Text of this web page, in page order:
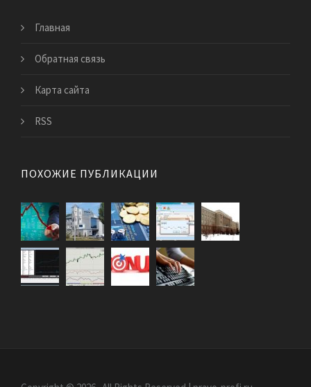
Главная
Обратная связь
Карта сайта
RSS
ПОХОЖИЕ ПУБЛИКАЦИИ